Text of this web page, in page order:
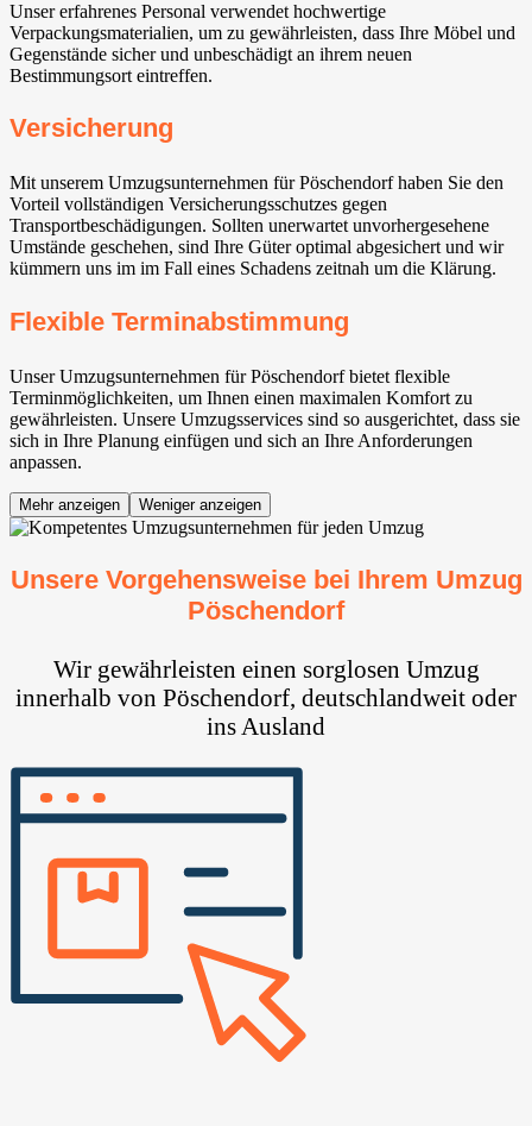
Unser erfahrenes Personal verwendet hochwertige
Verpackungsmaterialien, um zu gewährleisten, dass Ihre Möbel und
Gegenstände sicher und unbeschädigt an ihrem neuen
Bestimmungsort eintreffen.
Versicherung
Mit unserem Umzugsunternehmen für Pöschendorf haben Sie den
Vorteil vollständigen Versicherungsschutzes gegen
Transportbeschädigungen. Sollten unerwartet unvorhergesehene
Umstände geschehen, sind Ihre Güter optimal abgesichert und wir
kümmern uns im im Fall eines Schadens zeitnah um die Klärung.
Flexible Terminabstimmung
Unser Umzugsunternehmen für Pöschendorf bietet flexible
Terminmöglichkeiten, um Ihnen einen maximalen Komfort zu
gewährleisten. Unsere Umzugsservices sind so ausgerichtet, dass sie
sich in Ihre Planung einfügen und sich an Ihre Anforderungen
anpassen.
Mehr anzeigen Weniger anzeigen
Unsere Vorgehensweise bei Ihrem Umzug
Pöschendorf
Wir gewährleisten einen sorglosen Umzug
innerhalb von Pöschendorf, deutschlandweit oder
ins Ausland